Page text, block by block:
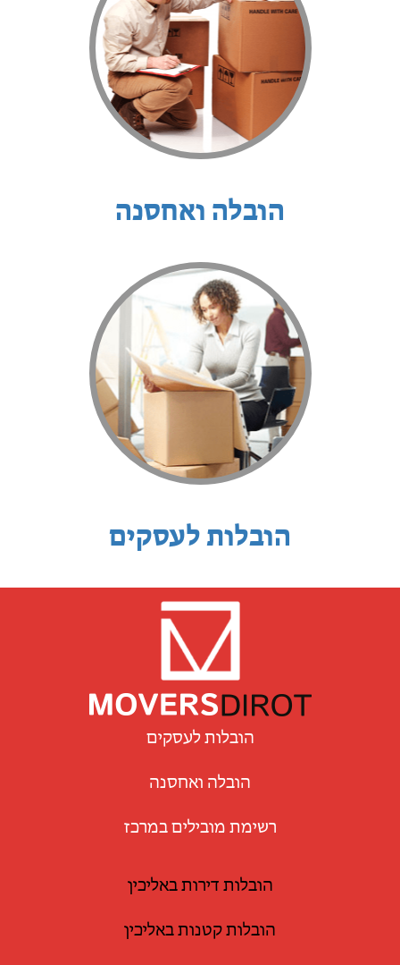
הובלה ואחסנה
הובלות לעסקים
הובלות לעסקים
הובלה ואחסנה
רשימת מובילים במרכז
הובלות דירות באליכין
הובלות קטנות באליכין